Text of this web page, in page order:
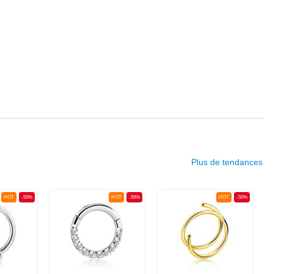
Plus de tendances
-50%
HOT -50%
HOT -50%
HOT